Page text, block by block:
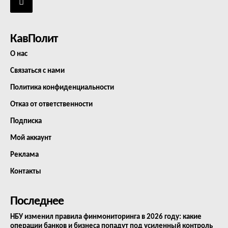
КавПолит
О нас
Связаться с нами
Политика конфиденциальности
Отказ от ответственности
Подписка
Мой аккаунт
Реклама
Контакты
Последнее
НБУ изменил правила финмониторинга в 2026 году: какие
операции банков и бизнеса попадут под усиленный контроль